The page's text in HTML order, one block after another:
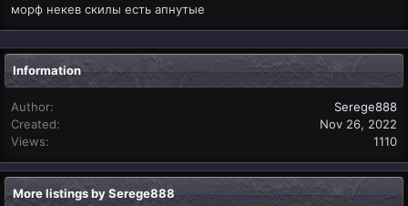
морф некев скилы есть апнутые
Information
Author
Serege888
Created
Nov 26, 2022
Views
1110
More listings by Serege888